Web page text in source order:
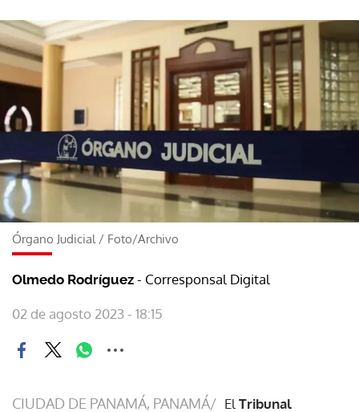
Órgano Judicial / Foto/Archivo
Olmedo Rodríguez - Corresponsal Digital
02 de agosto 2023 - 18:15
CIUDAD DE PANAMÁ, PANAMÁ/ El Tribunal